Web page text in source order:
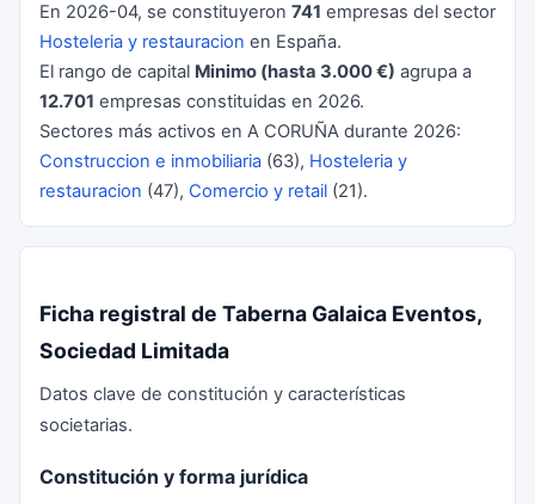
En 2026-04, se constituyeron 741 empresas del sector
Hosteleria y restauracion en España.
El rango de capital Minimo (hasta 3.000 €) agrupa a
12.701 empresas constituidas en 2026.
Sectores más activos en A CORUÑA durante 2026:
Construccion e inmobiliaria (63), Hosteleria y
restauracion (47), Comercio y retail (21).
Ficha registral de Taberna Galaica Eventos,
Sociedad Limitada
Datos clave de constitución y características
societarias.
Constitución y forma jurídica